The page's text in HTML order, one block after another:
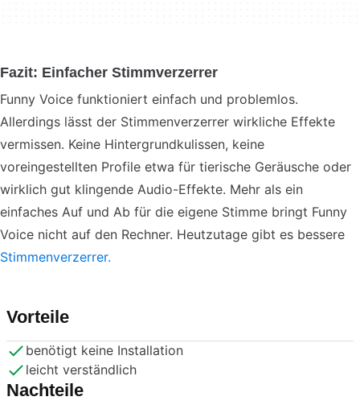
Fazit: Einfacher Stimmverzerrer
Funny Voice funktioniert einfach und problemlos.
Allerdings lässt der Stimmenverzerrer wirkliche Effekte
vermissen. Keine Hintergrundkulissen, keine
voreingestellten Profile etwa für tierische Geräusche oder
wirklich gut klingende Audio-Effekte. Mehr als ein
einfaches Auf und Ab für die eigene Stimme bringt Funny
Voice nicht auf den Rechner. Heutzutage gibt es bessere
Stimmenverzerrer.
Vorteile
benötigt keine Installation
leicht verständlich
Nachteile